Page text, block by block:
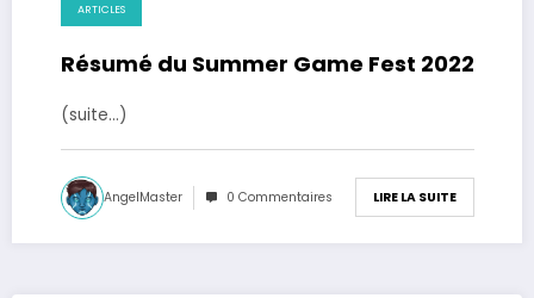
ARTICLES
Résumé du Summer Game Fest 2022
(suite…)
AngelMaster 0 Commentaires LIRE LA SUITE